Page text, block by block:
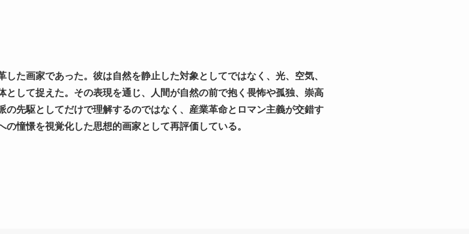
た画家であった。彼は自然を静止した対象としてではなく、光、空気、
として捉えた。その表現を通じ、人間が自然の前で抱く畏怖や孤独、崇高
の先駆としてだけで理解するのではなく、産業革命とロマン主義が交錯す
憧憬を視覚化した思想的画家として再評価している。